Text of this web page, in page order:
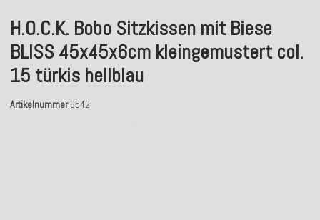
H.O.C.K. Bobo Sitzkissen mit Biese
BLISS 45x45x6cm kleingemustert col.
15 türkis hellblau
Artikelnummer 6542